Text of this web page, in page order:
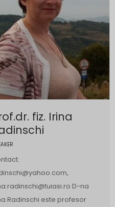
fiz. Irina
D-na
Radinschi este profesor